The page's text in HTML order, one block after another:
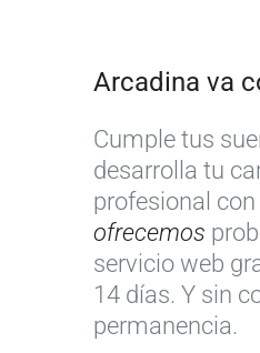
Arcadina va
Cumple tus
desarrolla tu
profesional
ofrecemos
servicio web
14 días. Y sin
permanencia.
r
c
i
n
a
:
g
a
r
o
t
ó
g